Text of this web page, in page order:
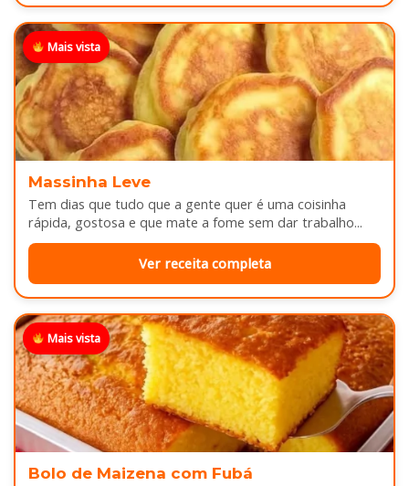
Mais vista
Massinha Leve
Tem dias que tudo que a gente quer é uma coisinha
rápida, gostosa e que mate a fome sem dar trabalho...
Ver receita completa
Mais vista
Bolo de Maizena com Fubá